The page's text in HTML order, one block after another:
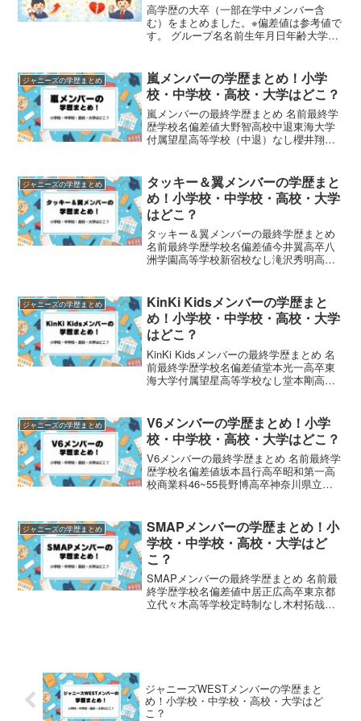
高学歴の大卒（一部在学中メンバー含
む）をまとめました。※偏差値は参考値で
す。 グループ名名前生年月日年齢大学大
ウス葉2000年03月30日上智大国際...
ジャニーズの学歴まとめ
嵐メンバーの学歴まとめ！小学
校・中学校・高校・大学はどこ？
嵐メンバーの最終学歴まとめ 名前最終学
歴学校名偏差値大野智高校中退東海大学
付属望星高等学校（中退）なし櫻井翔大
也高卒立志舎高等学校38松本潤高卒堀越
高等学校38~4...
ジャニーズの学歴まとめ
タッキー＆翼メンバーの学歴まと
め！小学校・中学校・高校・大学
はどこ？
タッキー＆翼メンバーの最終学歴まとめ
名前最終学歴学校名偏差値今井翼高卒八
洲学園高等学校新宿校なし滝沢秀明高校
小学校中学校高校大学今井翼藤沢市立明
治小学校藤沢市立...
ジャニーズの学歴まとめ
KinKi Kidsメンバーの学歴まと
め！小学校・中学校・高校・大学
はどこ？
KinKi Kidsメンバーの最終学歴まとめ 名
前最終学歴学校名偏差値堂本光一高卒東
海大学付属望星高等学校なし堂本剛高卒
本光一芦屋市立朝日ケ丘小学校芦...
ジャニーズの学歴まとめ
V6メンバーの学歴まとめ！小学
校・中学校・高校・大学はどこ？
V6メンバーの最終学歴まとめ 名前最終学
歴学校名偏差値坂本昌行高卒昭和第一高
校商業科46~55長野博高卒神奈川県立綾
県立岩槻高等学校（中退）50~51三宅健
高校中...
ジャニーズの学歴まとめ
SMAPメンバーの学歴まとめ！小
学校・中学校・高校・大学はど
こ？
SMAPメンバーの最終学歴まとめ 名前最
終学歴学校名偏差値中居正広高卒東京都
立代々木高等学校定時制なし木村拓哉高
ジャニーズWESTメンバーの学歴まと
め！小学校・中学校・高校・大学はど
こ？